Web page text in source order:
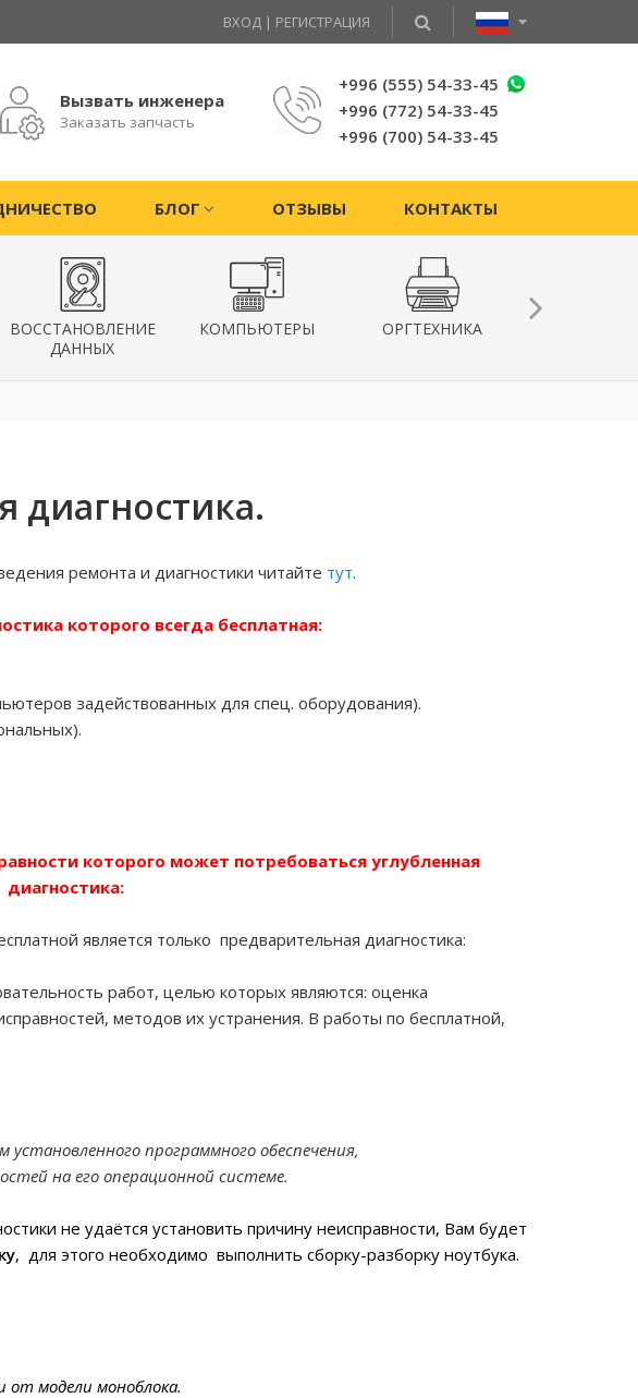
ВХОД | РЕГИСТРАЦИЯ
Вызвать инженера
Заказать запчасть
+996 (555) 54-33-45
+996 (772) 54-33-45
+996 (700) 54-33-45
БЛОГ ОТЗЫВЫ КОНТАКТЫ
ВОССТАНОВЛЕНИЕ
ДАННЫХ
КОМПЬЮТЕРЫ ОРГТЕХНИКА
диагностика.
ремонта и диагностики читайте тут.
которого всегда бесплатная:
задействованных для спец. оборудования).
которого может потребоваться углубленная
диагностика:
является только предварительная диагностика:
работ, целью которых являются: оценка
методов их устранения. В работы по бесплатной,
программного обеспечения,
на его операционной системе.
не удаётся установить причину неисправности, Вам будет
, для этого необходимо выполнить сборку-разборку ноутбука.
от модели моноблока.